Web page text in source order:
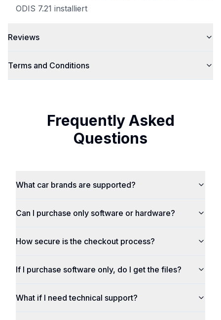
ODIS 7.21 installiert
Reviews
Terms and Conditions
Frequently Asked
Questions
What car brands are supported?
Can I purchase only software or hardware?
How secure is the checkout process?
If I purchase software only, do I get the files?
What if I need technical support?